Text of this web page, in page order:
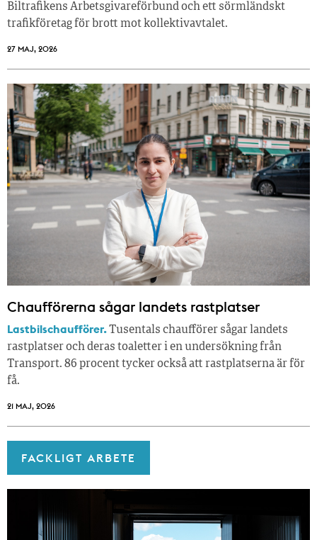
Biltrafikens Arbetsgivareförbund och ett sörmländskt
trafikföretag för brott mot kollektivavtalet.
27 MAJ, 2026
Chaufförerna sågar landets rastplatser
Lastbilschaufförer.Tusentals chaufförer sågar landets
rastplatser och deras toaletter i en undersökning från
Transport. 86 procent tycker också att rastplatserna är för
få.
21 MAJ, 2026
FACKLIGT ARBETE